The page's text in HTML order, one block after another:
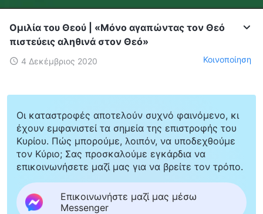
Ομιλία του Θεού | «Μόνο αγαπώντας τον Θεό
πιστεύεις αληθινά στον Θεό»
4 Δεκέμβριος 2020 Κοινοποίηση
Οι καταστροφές αποτελούν συχνό φαινόμενο, κι
έχουν εμφανιστεί τα σημεία της επιστροφής του
Κυρίου. Πώς μπορούμε, λοιπόν, να υποδεχθούμε
τον Κύριο; Σας προσκαλούμε εγκάρδια να
επικοινωνήσετε μαζί μας για να βρείτε τον τρόπο.
Επικοινωνήστε μαζί μας μέσω
Messenger